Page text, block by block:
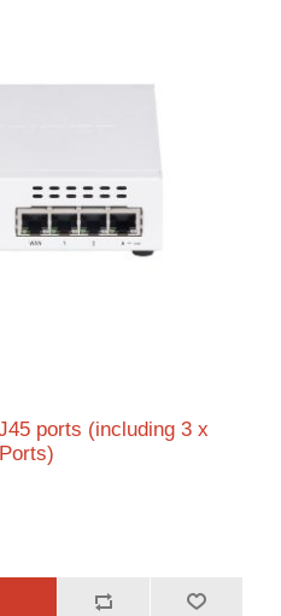
ports (including 3 x